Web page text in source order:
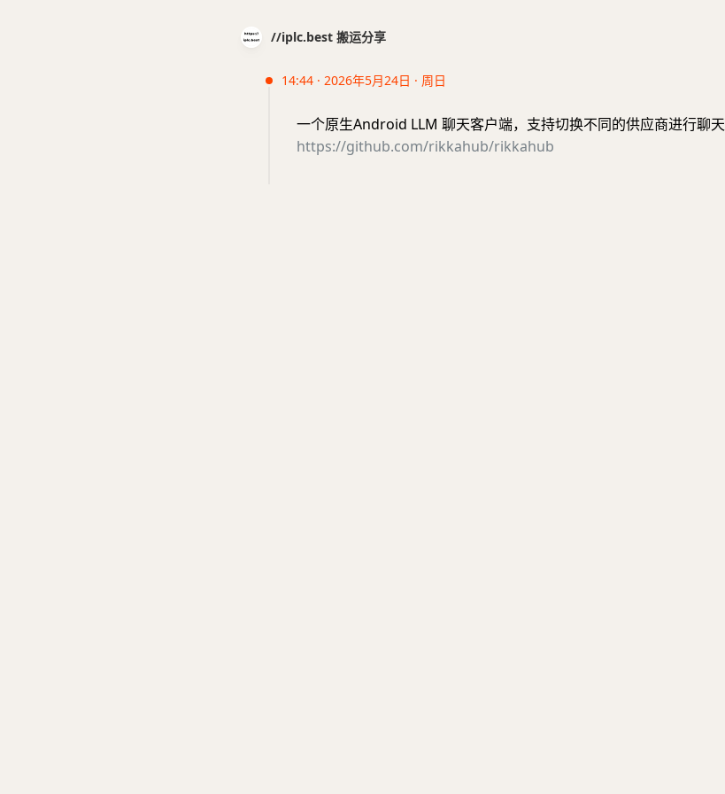
//iplc.best 搬运分享
14:44 · 2026年5月24日 · 周日
一个原生Android LLM 聊天客户端，支持切换不同的供应商进行聊天
https://github.com/rikkahub/rikkahub